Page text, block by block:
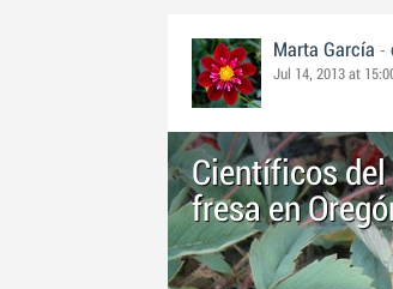
Marta García -
Jul 14, 2013 at
Científicos del
fresa en